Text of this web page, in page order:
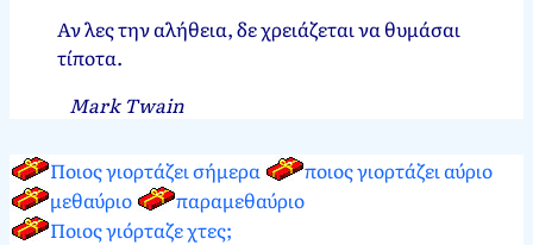
Αν λες την αλήθεια, δε χρειάζεται να θυμάσαι
τίποτα.
Mark Twain
Ποιος γιορτάζει σήμερα
ποιος γιορτάζει αύριο
μεθαύριο
παραμεθαύριο
Ποιος γιόρταζε χτες;